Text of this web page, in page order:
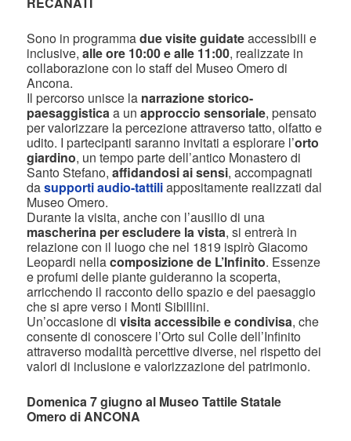
Sono in programmadue visite guidateaccessibili e
inclusive,alle ore 10:00 e alle 11:00, realizzate in
collaborazione con lo staff del Museo Omero di
Ancona.
Il percorso unisce la narrazione storico-
paesaggisticaa unapproccio sensoriale, pensato
per valorizzare la percezione attraverso tatto, olfatto e
udito. I partecipanti saranno invitati a esplorare l’orto
giardino, un tempo parte dell’antico Monastero di
Santo Stefano,affidandosi ai sensi, accompagnati
dasupporti audio-tattiliappositamente realizzati dal
Museo Omero.
Durante la visita, anche con l’ausilio di una
mascherina per escludere la vista, si entrerà in
relazione con il luogo che nel 1819 ispirò Giacomo
Leopardi nellacomposizione de L’Infinito. Essenze
e profumi delle piante guideranno la scoperta,
arricchendo il racconto dello spazio e del paesaggio
che si apre verso i Monti Sibillini.
Un’occasione divisita accessibile e condivisa, che
consente di conoscere l’Orto sul Colle dell’Infinito
attraverso modalità percettive diverse, nel rispetto dei
valori di inclusione e valorizzazione del patrimonio.
Domenica 7 giugno al Museo Tattile Statale
Omero di ANCONA